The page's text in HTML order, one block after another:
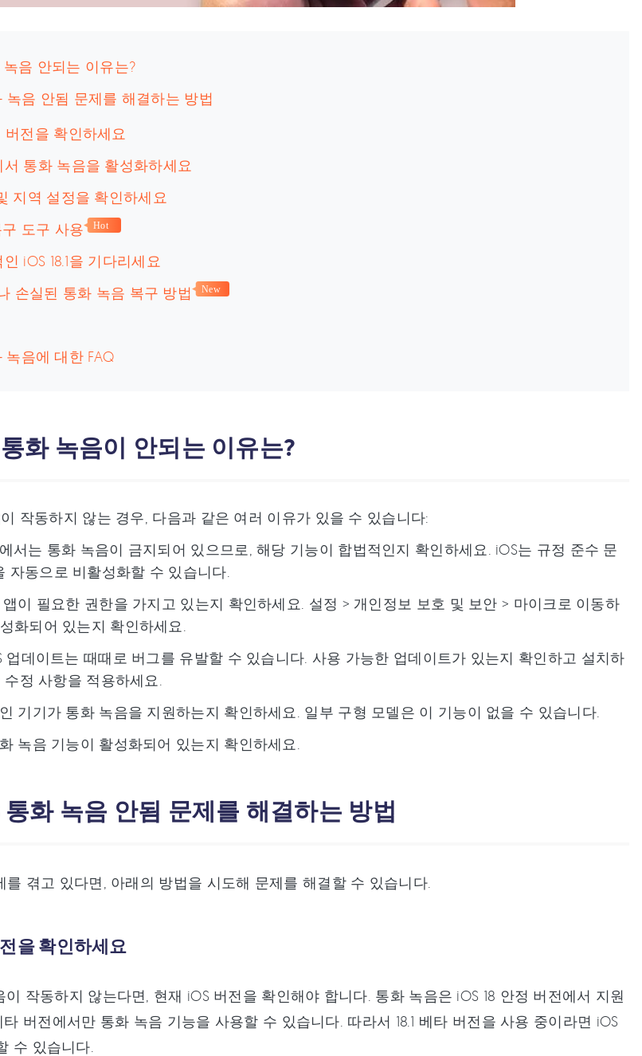
녹음 안되는 이유는?
녹음 안됨 문제를 해결하는 방법
버전을 확인하세요
서 통화 녹음을 활성화하세요
지역 설정을 확인하세요
도구 사용
Hot
iOS 18.1을 기다리세요
손실된 통화 녹음 복구 방법
New
녹음에 대한 FAQ
통화 녹음이 안되는 이유는?
작동하지 않는 경우, 다음과 같은 여러 이유가 있을 수 있습니다:
서는 통화 녹음이 금지되어 있으므로, 해당 기능이 합법적인지 확인하세요. iOS는 규정 준수 문
자동으로 비활성화할 수 있습니다.
이 필요한 권한을 가지고 있는지 확인하세요. 설정 > 개인정보 보호 및 보안 > 마이크로 이동하
화되어 있는지 확인하세요.
업데이트는 때때로 버그를 유발할 수 있습니다. 사용 가능한 업데이트가 있는지 확인하고 설치하
정 사항을 적용하세요.
기기가 통화 녹음을 지원하는지 확인하세요. 일부 구형 모델은 이 기능이 없을 수 있습니다.
녹음 기능이 활성화되어 있는지 확인하세요.
통화 녹음 안됨 문제를 해결하는 방법
를 겪고 있다면, 아래의 방법을 시도해 문제를 해결할 수 있습니다.
을 확인하세요
이 작동하지 않는다면, 현재 iOS 버전을 확인해야 합니다. 통화 녹음은 iOS 18 안정 버전에서 지원
타 버전에서만 통화 녹음 기능을 사용할 수 있습니다. 따라서 18.1 베타 버전을 사용 중이라면 iOS
수 있습니다.